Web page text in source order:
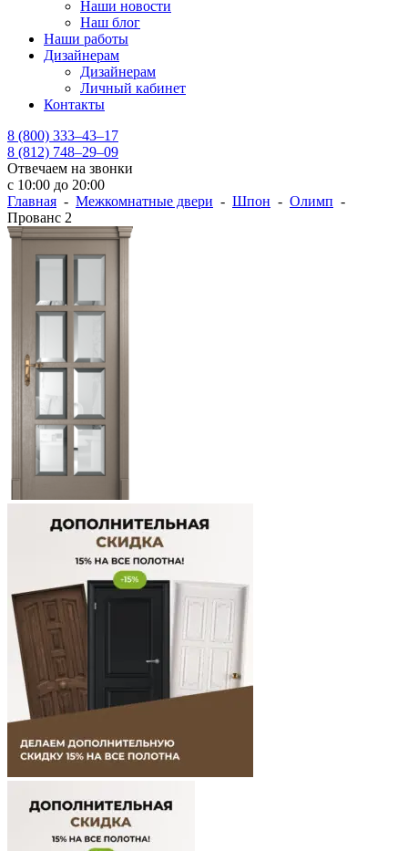
Наши новости
Наш блог
Наши работы
Дизайнерам
Дизайнерам
Личный кабинет
Контакты
8 (800) 333–43–17
8 (812) 748–29–09
Отвечаем на звонки
с 10:00 до 20:00
Главная - Межкомнатные двери - Шпон - Олимп -
Прованс 2